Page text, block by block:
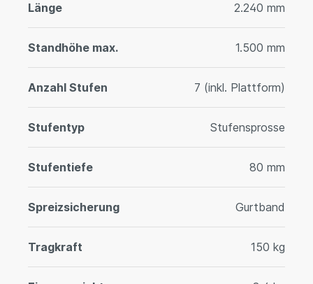
Länge 2.240 mm
Standhöhe max. 1.500 mm
Anzahl Stufen 7 (inkl. Plattform)
Stufentyp Stufensprosse
Stufentiefe 80 mm
Spreizsicherung Gurtband
Tragkraft 150 kg